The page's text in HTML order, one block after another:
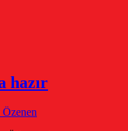
hazır
Özenen